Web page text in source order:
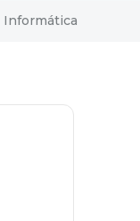
Informática